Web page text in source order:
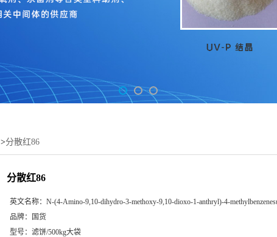
>分散红86
分散红86
英文名称： N-(4-Amino-9,10-dihydro-3-methoxy-9,10-dioxo-1-anthryl)-4-
品牌：
国货
型号： 滤饼/500kg大袋